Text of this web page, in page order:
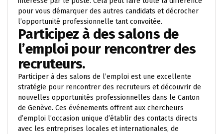
pour vous démarquer des autres candidats et décrocher
l’opportunité professionnelle tant convoitée.
Participez à des salons de
l’emploi pour rencontrer des
recruteurs.
Participer à des salons de l’emploi est une excellente
stratégie pour rencontrer des recruteurs et découvrir de
nouvelles opportunités professionnelles dans le Canton
de Genève. Ces événements offrent aux chercheurs
d’emploi l’occasion unique d’établir des contacts directs
avec les entreprises locales et internationales, de